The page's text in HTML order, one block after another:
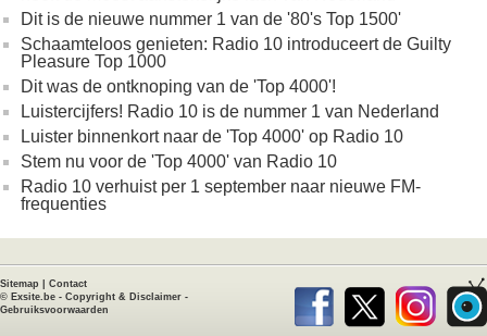
Dit is de nieuwe nummer 1 van de '80's Top 1500'
Schaamteloos genieten: Radio 10 introduceert de Guilty
Pleasure Top 1000
Dit was de ontknoping van de 'Top 4000'!
Luistercijfers! Radio 10 is de nummer 1 van Nederland
Luister binnenkort naar de 'Top 4000' op Radio 10
Stem nu voor de 'Top 4000' van Radio 10
Radio 10 verhuist per 1 september naar nieuwe FM-
frequenties
Sitemap
Contact
© Exsite.be - Copyright & Disclaimer -
Gebruiksvoorwaarden